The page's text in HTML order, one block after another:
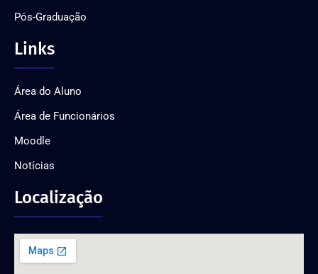
Pós-Graduação
Links
Área do Aluno
Área de Funcionários
Moodle
Notícias
Localização